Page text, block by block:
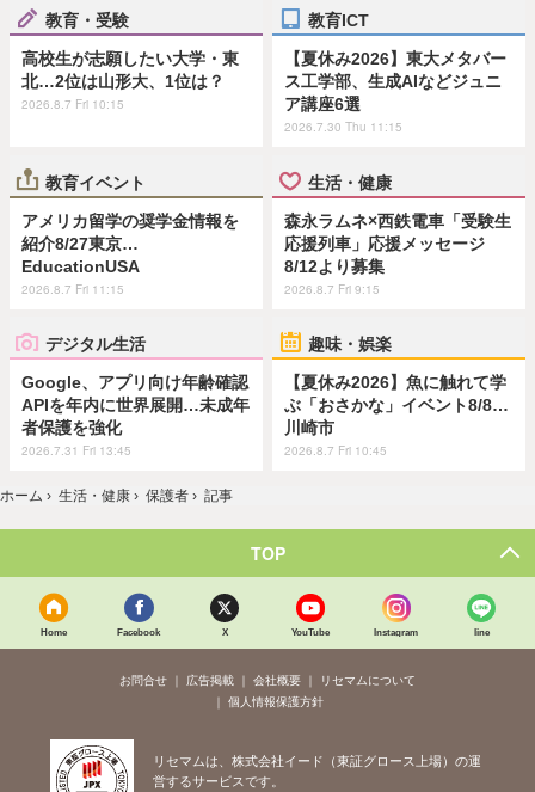
教育・受験
高校生が志願したい大学・東
北…2位は山形大、1位は？
2026.8.7 Fri 10:15
教育ICT
【夏休み2026】東大メタバー
ス工学部、生成AIなどジュニ
ア講座6選
2026.7.30 Thu 11:15
教育イベント
アメリカ留学の奨学金情報を
紹介8/27東京…
EducationUSA
2026.8.7 Fri 11:15
生活・健康
森永ラムネ×西鉄電車「受験生
応援列車」応援メッセージ
8/12より募集
2026.8.7 Fri 9:15
デジタル生活
Google、アプリ向け年齢確認
APIを年内に世界展開…未成年
者保護を強化
2026.7.31 Fri 13:45
趣味・娯楽
【夏休み2026】魚に触れて学
ぶ「おさかな」イベント8/8…
川崎市
2026.8.7 Fri 10:45
ホーム › 生活・健康 › 保護者 › 記事
TOP
Home Facebook X YouTube Instagram line
お問合せ 広告掲載 会社概要
リセマムについて
個人情報保護方針
リセマムは、株式会社イード（東証グロース上場）の運
営するサービスです。